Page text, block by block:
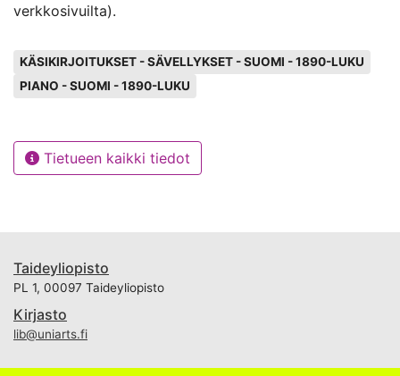
verkkosivuilta).
Avainsanat
KÄSIKIRJOITUKSET - SÄVELLYKSET - SUOMI - 1890-LUKU
PIANO - SUOMI - 1890-LUKU
Tietueen kaikki tiedot
Taideyliopisto
PL 1, 00097 Taideyliopisto
Kirjasto
lib@uniarts.fi